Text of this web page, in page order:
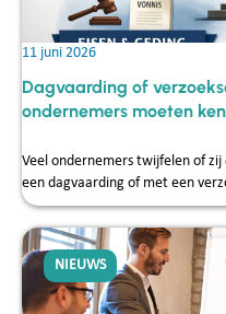
11 juni 2026
Dagvaarding of
ondernemers moeten
Veel ondernemers twijfelen of
een dagvaarding of met een
NIEUWS